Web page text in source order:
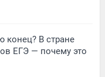
конец? В стране
ЕГЭ — почему это